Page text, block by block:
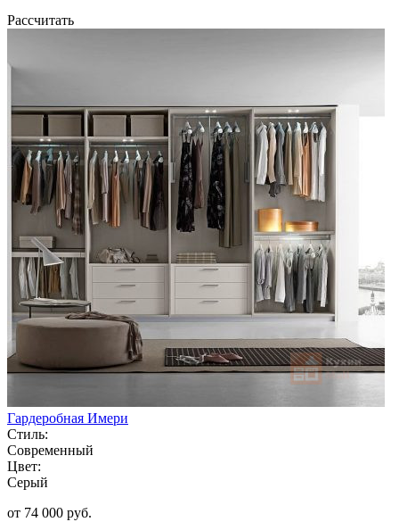
Рассчитать
Гардеробная Имери
Стиль:
Современный
Цвет:
Серый
от 74 000 руб.